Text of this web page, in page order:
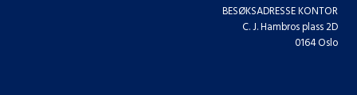
BESØKSADRESSE KONTOR
C. J. Hambros plass 2D
0164 Oslo